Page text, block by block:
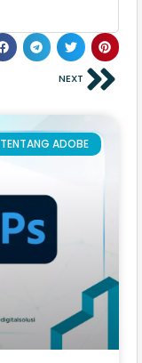
NEXT
TENTANG ADOBE